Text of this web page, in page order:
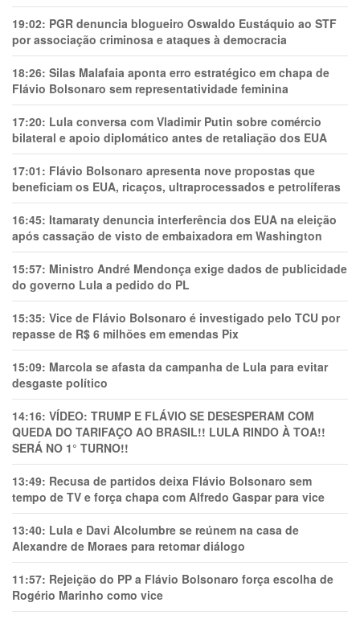
19:02: PGR denuncia blogueiro Oswaldo Eustáquio ao STF
por associação criminosa e ataques à democracia
18:26: Silas Malafaia aponta erro estratégico em chapa de
Flávio Bolsonaro sem representatividade feminina
17:20: Lula conversa com Vladimir Putin sobre comércio
bilateral e apoio diplomático antes de retaliação dos EUA
17:01: Flávio Bolsonaro apresenta nove propostas que
beneficiam os EUA, ricaços, ultraprocessados e petrolíferas
16:45: Itamaraty denuncia interferência dos EUA na eleição
após cassação de visto de embaixadora em Washington
15:57: Ministro André Mendonça exige dados de publicidade
do governo Lula a pedido do PL
15:35: Vice de Flávio Bolsonaro é investigado pelo TCU por
repasse de R$ 6 milhões em emendas Pix
15:09: Marcola se afasta da campanha de Lula para evitar
desgaste político
14:16: VÍDEO: TRUMP E FLÁVIO SE DESESPERAM COM
QUEDA DO TARIFAÇO AO BRASIL!! LULA RINDO À TOA!!
SERÁ NO 1° TURNO!!
13:49: Recusa de partidos deixa Flávio Bolsonaro sem
tempo de TV e força chapa com Alfredo Gaspar para vice
13:40: Lula e Davi Alcolumbre se reúnem na casa de
Alexandre de Moraes para retomar diálogo
11:57: Rejeição do PP a Flávio Bolsonaro força escolha de
Rogério Marinho como vice